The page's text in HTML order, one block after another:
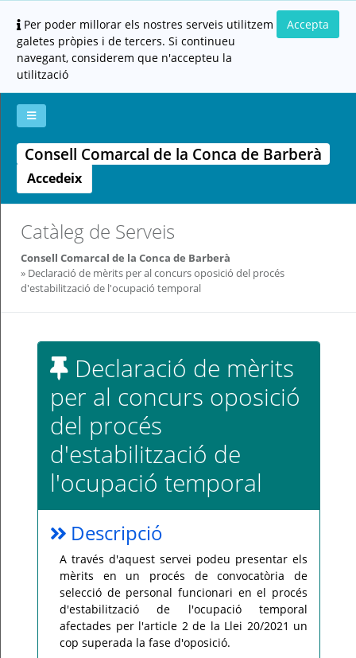
Per poder millorar els nostres serveis utilitzem
galetes pròpies i de tercers. Si continueu
navegant, considerem que n'accepteu la
utilització
Accepta
La
meva
carpeta
Aportar
documentació
Carpeta
ciutadana
(altres
administracions)
Altres
Ajuda
Servei
prestat
consulta
incidència,
Consell Comarcal de la Conca de Barberà
Accedeix
Catàleg de Serveis
Consell Comarcal de la Conca de Barberà
Declaració de mèrits per al concurs oposició del procés
d'estabilització de l'ocupació temporal
Declaració de mèrits
per al concurs oposició
del procés
d'estabilització de
l'ocupació temporal
Descripció
A través d'aquest servei podeu presentar els
mèrits en un procés de convocatòria de
selecció de personal funcionari en el procés
d'estabilització de l'ocupació temporal
afectades per l'article 2 de la Llei 20/2021 un
cop superada la fase d'oposició.